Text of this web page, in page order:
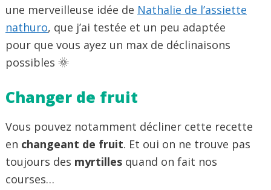
une merveilleuse idée de Nathalie de l’assiette
nathuro, que j’ai testée et un peu adaptée
pour que vous ayez un max de déclinaisons
possibles 🌞
Changer de fruit
Vous pouvez notamment décliner cette recette
en changeant de fruit. Et oui on ne trouve pas
toujours des myrtilles quand on fait nos
courses…